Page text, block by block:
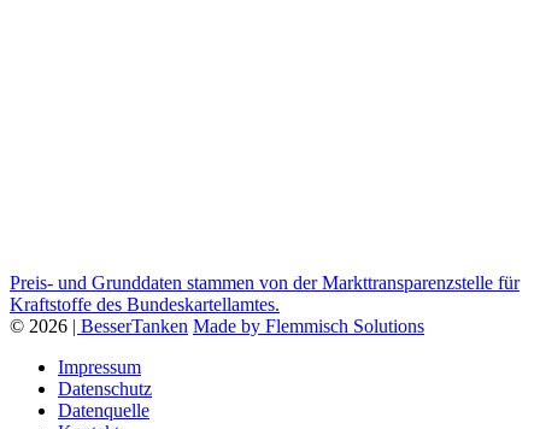
Preis- und Grunddaten stammen von der Markttransparenzstelle für
Kraftstoffe des Bundeskartellamtes.
© 2026 | BesserTanken Made by Flemmisch Solutions
Impressum
Datenschutz
Datenquelle